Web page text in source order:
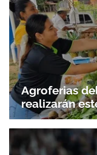
Agroferias
realizarán